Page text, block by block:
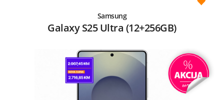
Samsung
Galaxy S25 Ultra (12+256GB)